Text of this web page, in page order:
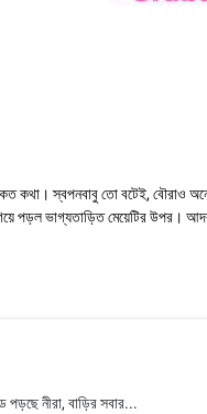
কথা। স্বপনবাবু তো বটেই, বৌরাও
গিয়ে পড়ল ভাগ্যতাড়িত মেয়েটির
পড়ছে নীরা, বাড়ির সবার...